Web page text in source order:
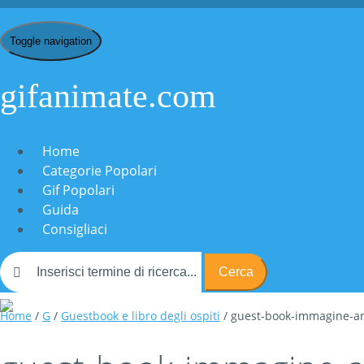
Toggle navigation
gifanimate.com
Home
Categorie Popolari
Gif Popolari
Guida
Consigliaci
Cerca
Home / G / Guestbook e libro degli ospiti / guest-book-immagine-